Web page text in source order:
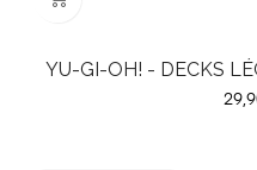
YU-GI-OH! - DECKS
Prix